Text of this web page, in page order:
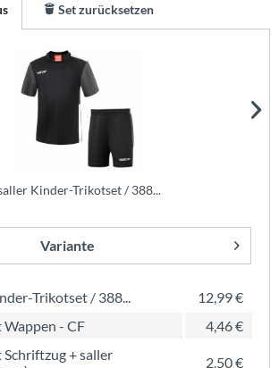
Set zurücksetzen
Kinder-Trikotset / 388...
Variante
Trikotset / 388...
12,99 €
Wappen - CF 4,46 €
Schriftzug + saller
2,50 €